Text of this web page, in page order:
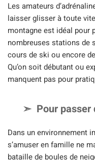
Les amateurs
laisser glisser à toute
montagne est idéal pour
nombreuses stations de
cours de ski ou encore
Qu’on soit débutant ou
manquent pas pour
Pour
Dans un environnement
s’amuser en famille ne
bataille de boules de